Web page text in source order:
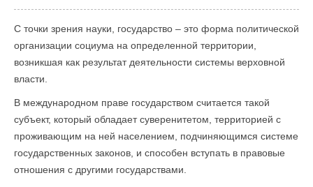
С точки зрения науки, государство – это форма политической
организации социума на определенной территории,
возникшая как результат деятельности системы верховной
власти.
В международном праве государством считается такой
субъект, который обладает суверенитетом, территорией с
проживающим на ней населением, подчиняющимся системе
государственных законов, и способен вступать в правовые
отношения с другими государствами.